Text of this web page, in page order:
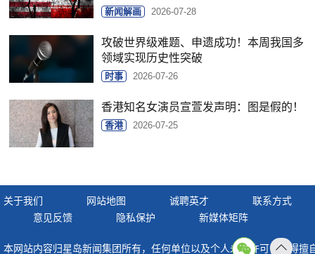
新闻解画 2026-07-28
攻破世界级难题、申遗成功！本周我国多
领域实现历史性突破
时事 2026-07-26
香港知名女演员宣萱发声明：图是假的！
香港 2026-07-25
关于我们 网站地图 诚聘英才
联系方式
意见反馈
隐私保护 新媒体矩阵
本网站内容归星岛新闻集团所有，任何单位以及个人未经许可，不得擅